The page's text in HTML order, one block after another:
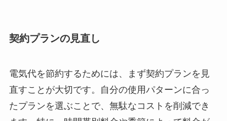
契約プランの見直し
電気代を節約するためには、まず契約プランを見
直すことが大切です。自分の使用パターンに合っ
たプランを選ぶことで、無駄なコストを削減でき